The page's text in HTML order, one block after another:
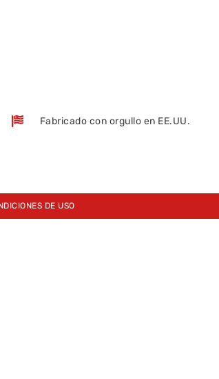
Fabricado con orgullo en EE.UU.
DE USO